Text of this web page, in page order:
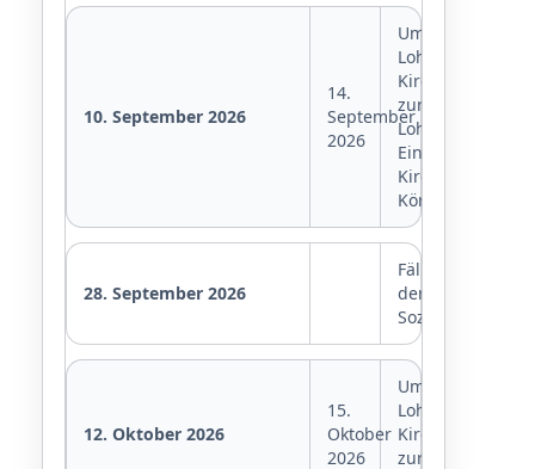
10. September 2026
14.
September
2026
Umsatzsteuer,
Lohnsteuer,
Kirchensteuer
zur
Lohnsteuer,
Kirchensteuer,
28. September 2026
Fälligkeit
der
12. Oktober 2026
15.
Oktober
2026
Umsatzsteuer,
Lohnsteuer,
Kirchensteuer
zur